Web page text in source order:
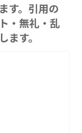
す。引用の
・無礼・乱
す。